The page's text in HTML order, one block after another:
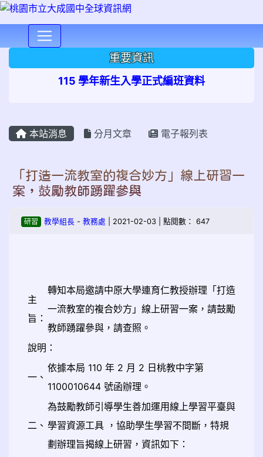
重要資訊
115 學年新生入學正式編班資料
本站消息 分月文章 電子報列表
「打造一流教室的複合妙方」線上研習一
案，鼓勵教師踴躍參與
研習 教學組長- 教務處 | 2021-02-03 | 點閱數： 647
主
旨：
轉知本局邀請中原大學連育仁教授辦理「打造
一流教室的複合妙方」線上研習一案，請鼓勵
教師踴躍參與，請查照。
說明：
一、
依據本局 110 年 2 月 2 日桃教中字第
1100010644 號函辦理。
二、
為鼓勵教師引導學生善加運用線上學習平臺與
學習資源工具 ，協助學生學習不間斷，特規
劃辦理旨揭線上研習，資訊如下：